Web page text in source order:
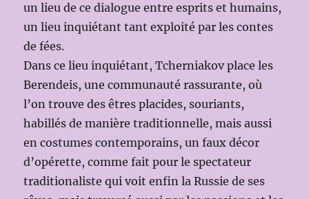
un lieu de ce dialogue entre esprits et humains,
un lieu inquiétant tant exploité par les contes
de fées.
Dans ce lieu inquiétant, Tcherniakov place les
Berendeis, une communauté rassurante, où
l’on trouve des êtres placides, souriants,
habillés de manière traditionnelle, mais aussi
en costumes contemporains, un faux décor
d’opérette, comme fait pour le spectateur
traditionaliste qui voit enfin la Russie de ses